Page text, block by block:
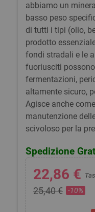
abbiamo un
basso peso
di tutti i tipi (olio,
prodotto
fondi stradali e le
fuoriusciti
fermentazioni,
altamente sicuro,
Agisce anche
manutenzione
scivoloso per la
Spedizione
22,86 €
25,40 € -10%